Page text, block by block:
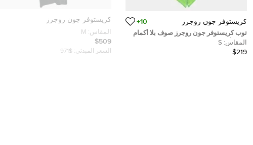
كريستوفر جون روجرز 10+
توب كريستوفر جون روجرز صوف بلا أكمام
قصير أخضر مقاس صغير
المقاس: S
$219
كريستوفر جون روجرز
المقاس: M
$509
السعر المبدئي: $971